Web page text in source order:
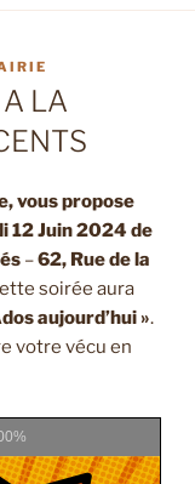
LA
vous propose
12 Juin 2024 de
–62, Rue de la
soirée aura
aujourd’hui ».
votre vécu en